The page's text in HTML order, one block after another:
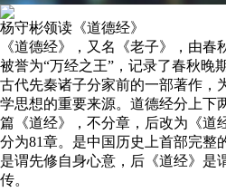
杨守彬领读《道德经》
《道德经》，又名《老子》，由春
被誉为“万经之王”，记录了春秋晚
古代先秦诸子分家前的一部著作，
学思想的重要来源。道德经分上下
篇《道经》，不分章，后改为《道
分为81章。是中国历史上首部完整
是谓先修自身心意，后《道经》是
传。